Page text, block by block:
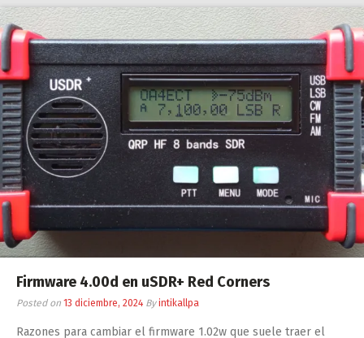
Firmware 4.00d en uSDR+ Red Corners
Posted on 13 diciembre, 2024 Byintikallpa
Razones para cambiar el firmware 1.02w que suele traer el